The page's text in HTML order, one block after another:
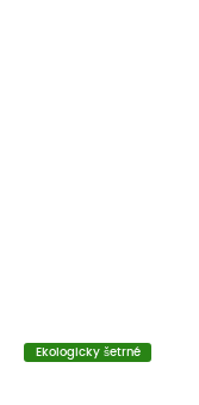
Ekologicky šetrné